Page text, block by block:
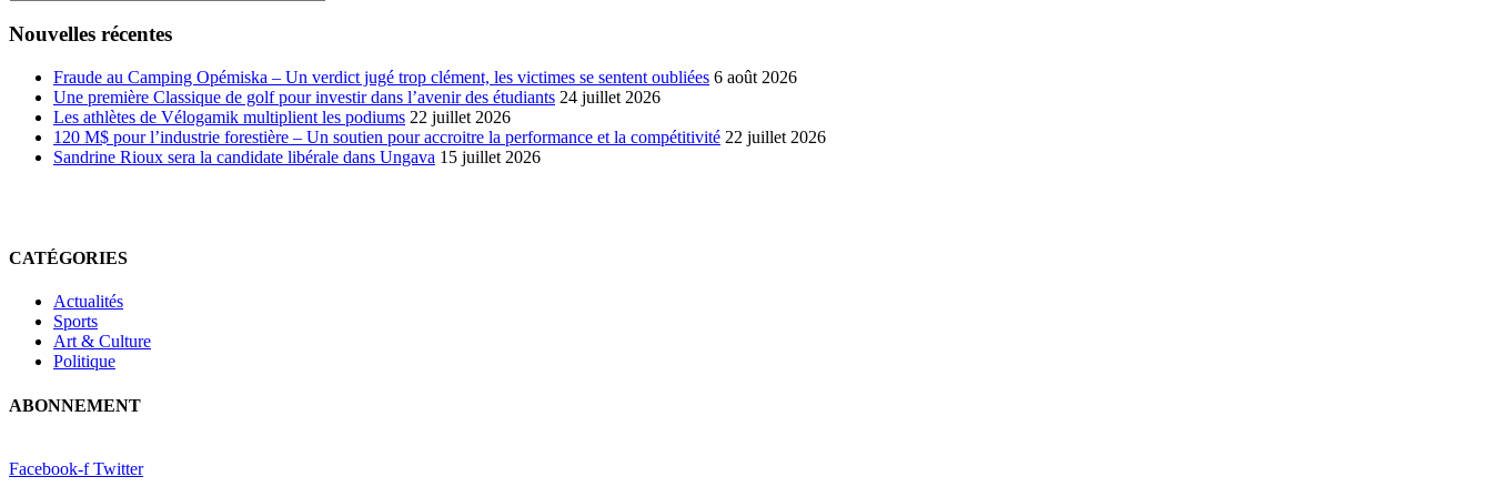
articles
Nouvelles récentes
Fraude au Camping Opémiska – Un verdict jugé trop clément, les victimes se sentent oubliées 6 août 2026
Une première Classique de golf pour investir dans l’avenir des étudiants 24 juillet 2026
Les athlètes de Vélogamik multiplient les podiums 22 juillet 2026
120 M$ pour l’industrie forestière – Un soutien pour accroitre la performance et la compétitivité 22 juillet 2026
Sandrine Rioux sera la candidate libérale dans Ungava 15 juillet 2026
CATÉGORIES
Actualités
Sports
Art & Culture
Politique
ABONNEMENT
Facebook-f Twitter